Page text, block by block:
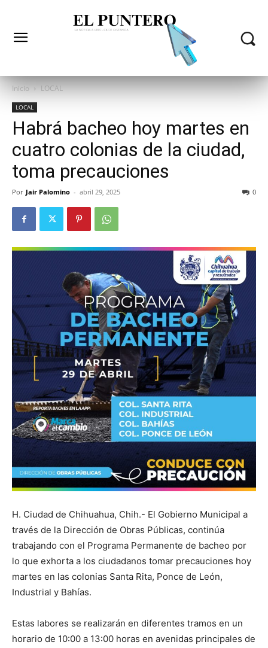
Inicio LOCAL
LOCAL
Habrá bacheo hoy martes en
cuatro colonias de la ciudad,
toma precauciones
Por Jair Palomino - abril 29, 2025 0
H. Ciudad de Chihuahua, Chih.- El Gobierno Municipal a
través de la Dirección de Obras Públicas, continúa
trabajando con el Programa Permanente de bacheo por
lo que exhorta a los ciudadanos tomar precauciones hoy
martes en las colonias Santa Rita, Ponce de León,
Industrial y Bahías.
Estas labores se realizarán en diferentes tramos en un
horario de 10:00 a 13:00 horas en avenidas principales de